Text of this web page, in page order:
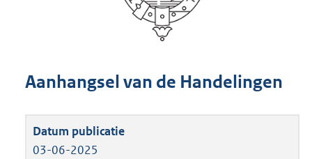
Aanhangsel van de Handelingen
03-06-2025